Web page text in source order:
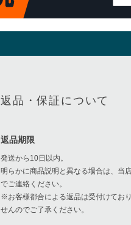
返品・保証について
返品期限
発送から10日以内。
明らかに商品説明と異なる場合は、当
でご連絡ください。
※お客様都合による返品は受付けてお
せんのでご了承ください。